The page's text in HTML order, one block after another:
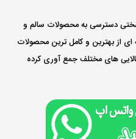
دسترسی به محصولات سالم و
از بهترین و کامل ترین محصولات
های مختلف جمع آوری کرده